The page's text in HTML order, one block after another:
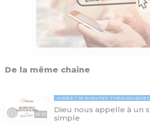
De la même chaîne
08:33
VIDÉO 10 MINUTES THÉOLOGIQUES
Dieu nous appelle à un
simple